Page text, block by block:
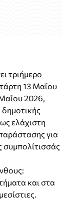
τριήμερο
13 Μαΐου
2026,
ελάχιστη
για
και στα